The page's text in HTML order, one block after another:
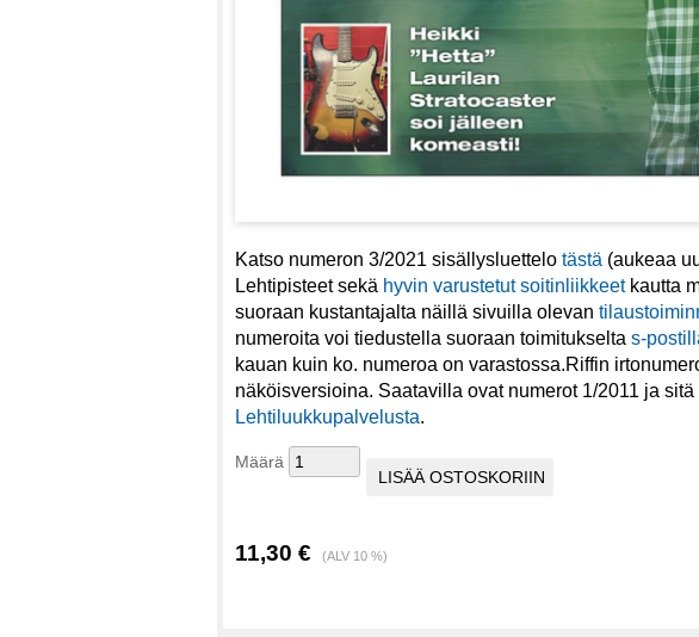
Katso numeron 3/2021 sisällysluettelo tästä (aukeaa
Lehtipisteet sekä hyvin varustetut soitinliikkeetkautta
suoraan kustantajalta näillä sivuilla olevan
numeroita voi tiedustella suoraan toimitukselta s-
kauan kuin ko. numeroa on varastossa.Riffin
näköisversioina. Saatavilla ovat numerot 1/2011 ja
Lehtiluukkupalvelusta.
Määrä
11,30 € (ALV 10 %)